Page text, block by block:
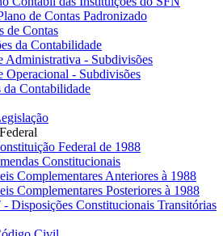
de Contas Padronizado
de Contas
da Contabilidade
Administrativa - Subdivisões
Operacional - Subdivisões
da Contabilidade
Federal de 1988
Constitucionais
Complementares Anteriores à 1988
Complementares Posteriores à 1988
Disposições Constitucionais Transitórias